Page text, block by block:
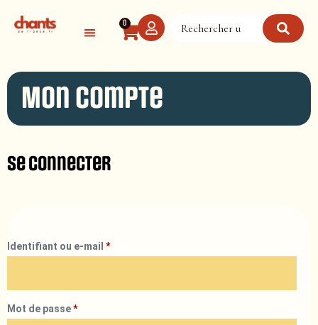
0
Mon compte
Se connecter
Identifiant ou e-mail *
Mot de passe*